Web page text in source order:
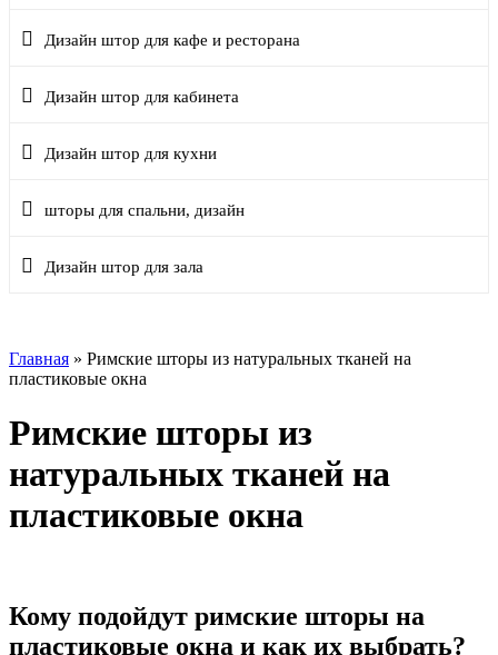
Дизайн штор для кафе и ресторана
Дизайн штор для кабинета
Дизайн штор для кухни
шторы для спальни, дизайн
Дизайн штор для зала
Главная » Римские шторы из натуральных тканей на
пластиковые окна
Римские шторы из
натуральных тканей на
пластиковые окна
Кому подойдут римские шторы на
пластиковые окна и как их выбрать?